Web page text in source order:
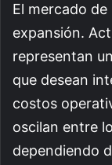
El mercado
expansión.
representan
que desean
costos
oscilan entre
dependiendo